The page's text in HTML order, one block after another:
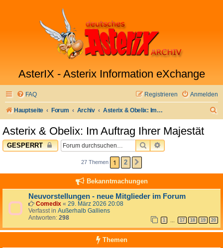
AsterIX - Asterix Information eXchange
FAQ Anmelden
Registrieren
Hauptseite Forum Archiv Asterix & Obelix: Im Auftrag Ihrer Majestät
Asterix & Obelix: Im Auftrag Ihrer Majestät
GESPERRT SUCHEERWEITERTE
27 Themen 1 2
Bekanntmachungen
Neuvorstellungen - neue Mitglieder im Forum
Comedix « 29. März 2026 20:08
Verfasst in Außerhalb Galliens
Antworten: 298 1 … 17 18 19 20
Themen